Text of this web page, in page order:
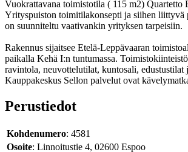
Vuokrattavana toimistotila ( 115 m2) Quartetto
Yrityspuiston toimitilakonsepti ja siihen liittyvä
on suunniteltu vaativankin yrityksen tarpeisiin.
Rakennus sijaitsee Etelä-Leppävaaran
paikalla Kehä I:n tuntumassa.
ravintola, neuvottelutilat, kuntosali, edustustilat
Kauppakeskus Sellon palvelut ovat
Perustiedot
Kohdenumero: 4581
Osoite: Linnoitustie 4, 02600 Espoo